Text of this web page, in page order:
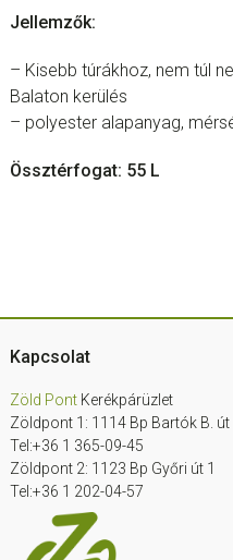
Jellemzők:
– Kisebb túrákhoz, nem túl
Balaton kerülés
– polyester alapanyag,
Össztérfogat: 55 L
Footer
Kapcsolat
Zöld PontKerékpárüzlet
Zöldpont 1: 1114 Bp Bartók B. út
Tel:+36 1 365-09-45
Zöldpont 2: 1123 Bp Győri út 1
Tel:+36 1 202-04-57